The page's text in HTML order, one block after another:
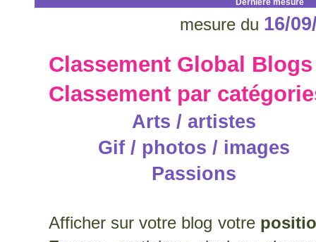
Dernière mesure
mesure du 16/
Classement Global Blogs
Classement par
Arts / artistes
Gif / photos / images
Passions
Afficher sur votre blog votre